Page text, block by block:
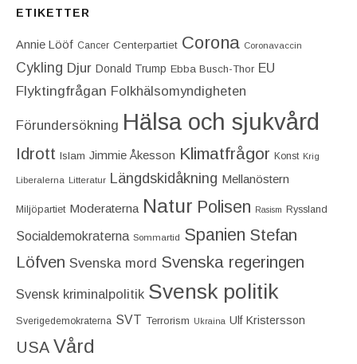
ETIKETTER
Annie Lööf Cancer Centerpartiet‎ Corona Coronavaccin
Cykling Djur Donald Trump Ebba Busch-Thor EU
Flyktingfrågan Folkhälsomyndigheten
Förundersökning Hälsa och sjukvård
Idrott Islam Jimmie Åkesson Klimatfrågor Konst Krig
Liberalerna Litteratur Längdskidåkning Mellanöstern
Miljöpartiet Moderaterna Natur Polisen Rasism Ryssland
Socialdemokraterna Sommartid Spanien Stefan
Löfven Svenska mord Svenska regeringen
Svensk kriminalpolitik Svensk politik
Sverigedemokraterna SVT Terrorism Ukraina Ulf Kristersson
USA Vård